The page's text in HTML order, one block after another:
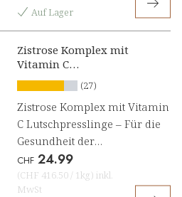
Auf Lager
Zistrose Komplex mit
Vitamin C
Lutschpresslinge
(27)
Zistrose Komplex mit Vitamin
C Lutschpresslinge – Für die
Gesundheit der
Atmungsorgane mit Oregano
und Thymian
CHF 24.99
(CHF 416.50 / 1kg) inkl.
MwSt